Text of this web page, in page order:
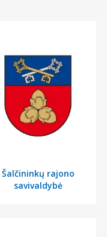
Šalčininkų rajono
savivaldybė